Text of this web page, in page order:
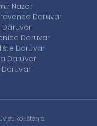
Nazor
Daruvar
Daruvar
Daruvar
Daruvar
Daruvar
Daruvar
korištenja